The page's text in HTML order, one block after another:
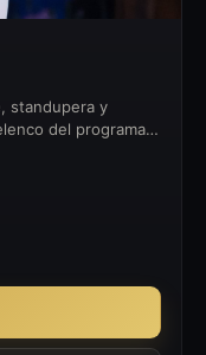
standupera y
del programa